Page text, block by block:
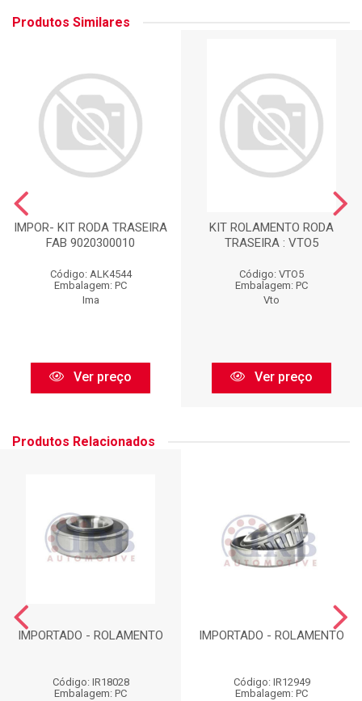
Produtos Similares
IMPOR- KIT RODA TRASEIRA
FAB 9020300010
Código: ALK4544
Embalagem: PC
Ima
Ver preço
KIT ROLAMENTO RODA
TRASEIRA : VTO5
Código: VTO5
Embalagem: PC
Vto
Ver preço
Produtos Relacionados
IMPORTADO - ROLAMENTO
Código: IR18028
Embalagem: PC
IMPORTADO - ROLAMENTO
Código: IR12949
Embalagem: PC